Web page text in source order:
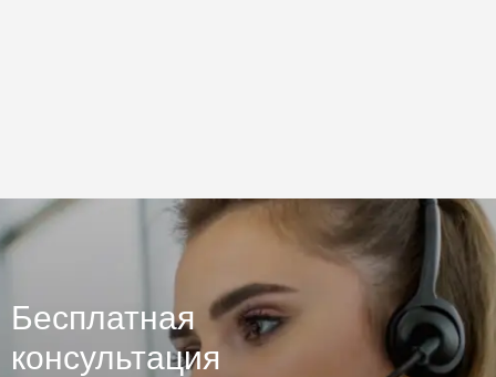
Бесплатная
консультация